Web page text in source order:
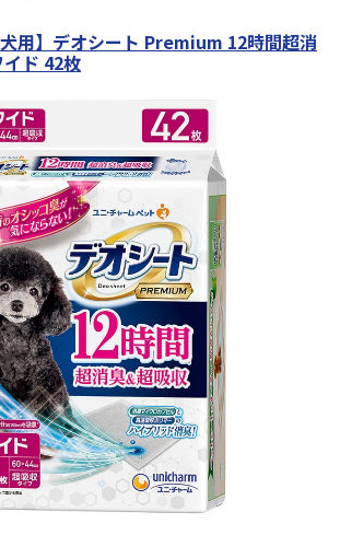
犬用】デオシート Premium 12時間超消
ド 42枚